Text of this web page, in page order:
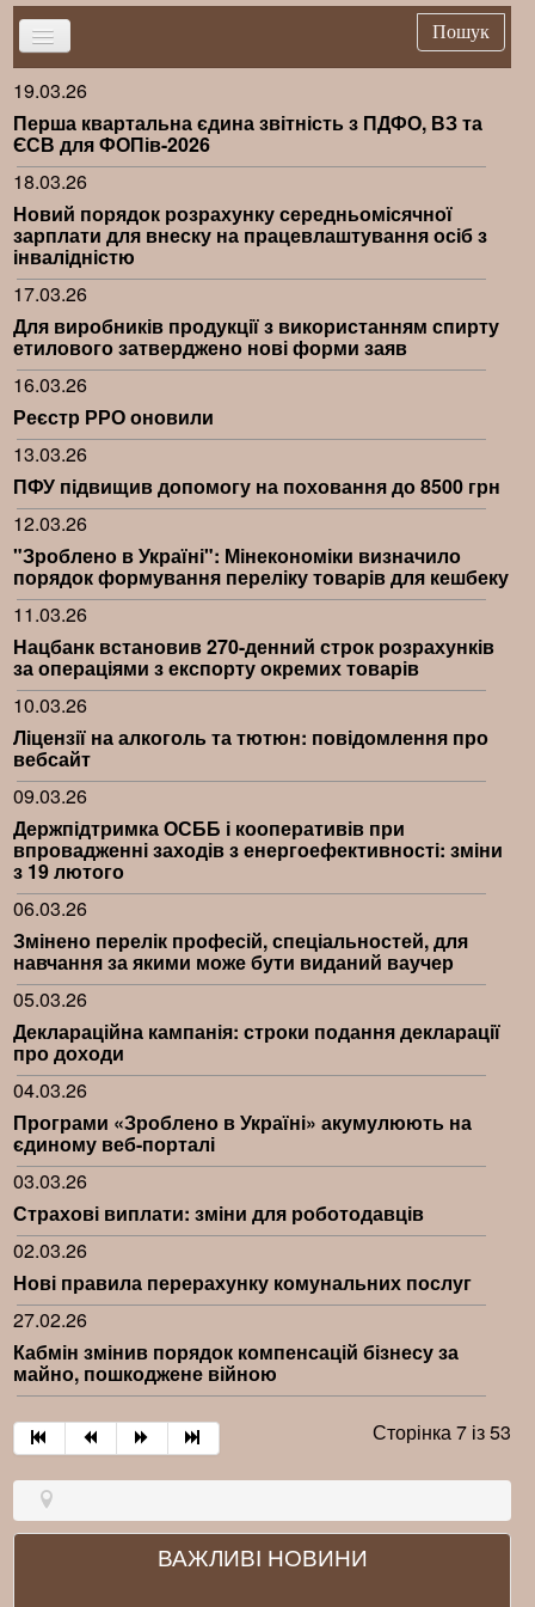
Головна
Новини
Важливе
Брифінг
Публікації
Нормативна база
Довідники
Контакти
Пошук
19.03.26
Перша квартальна єдина звітність з ПДФО, ВЗ та
ЄСВ для ФОПів-2026
18.03.26
Новий порядок розрахунку середньомісячної
зарплати для внеску на працевлаштування осіб з
інвалідністю
17.03.26
Для виробників продукції з використанням спирту
етилового затверджено нові форми заяв
16.03.26
Реєстр РРО оновили
13.03.26
ПФУ підвищив допомогу на поховання до 8500 грн
12.03.26
"Зроблено в Україні": Мінекономіки визначило
порядок формування переліку товарів для кешбеку
11.03.26
Нацбанк встановив 270-денний строк розрахунків
за операціями з експорту окремих товарів
10.03.26
Ліцензії на алкоголь та тютюн: повідомлення про
вебсайт
09.03.26
Держпідтримка ОСББ і кооперативів при
впровадженні заходів з енергоефективності: зміни
з 19 лютого
06.03.26
Змінено перелік професій, спеціальностей, для
навчання за якими може бути виданий ваучер
05.03.26
Деклараційна кампанія: строки подання декларації
про доходи
04.03.26
Програми «Зроблено в Україні» акумулюють на
єдиному веб-порталі
03.03.26
Страхові виплати: зміни для роботодавців
02.03.26
Нові правила перерахунку комунальних послуг
27.02.26
Кабмін змінив порядок компенсацій бізнесу за
майно, пошкоджене війною
Сторінка 7 із 53
ВАЖЛИВІ НОВИНИ